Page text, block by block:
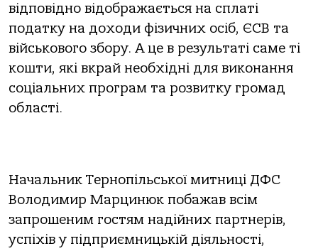
відповідно відображається на сплаті
податку на доходи фізичних осіб, ЄСВ та
військового збору. А це в результаті саме ті
кошти, які вкрай необхідні для виконання
соціальних програм та розвитку громад
області.
Начальник Тернопільської митниці ДФС
Володимир Марцинюк побажав всім
запрошеним гостям надійних партнерів,
успіхів у підприємницькій діяльності,